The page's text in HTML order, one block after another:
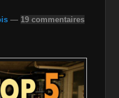
— 19 commentaires